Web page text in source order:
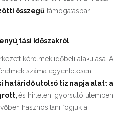
összegű támogatásban
Időszakról
kérelmek időbeli alakulása. A
száma egyenletesen
határidő utolsó tíz napja alatt a
és hirtelen, gyorsuló ütemben
hasznosítani fogjuk a